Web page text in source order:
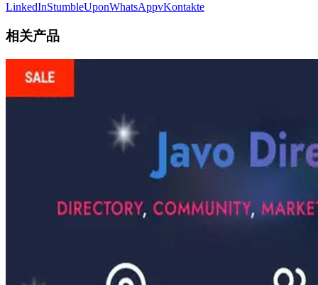
LinkedInStumbleUponWhatsAppvKontakte
相关产品